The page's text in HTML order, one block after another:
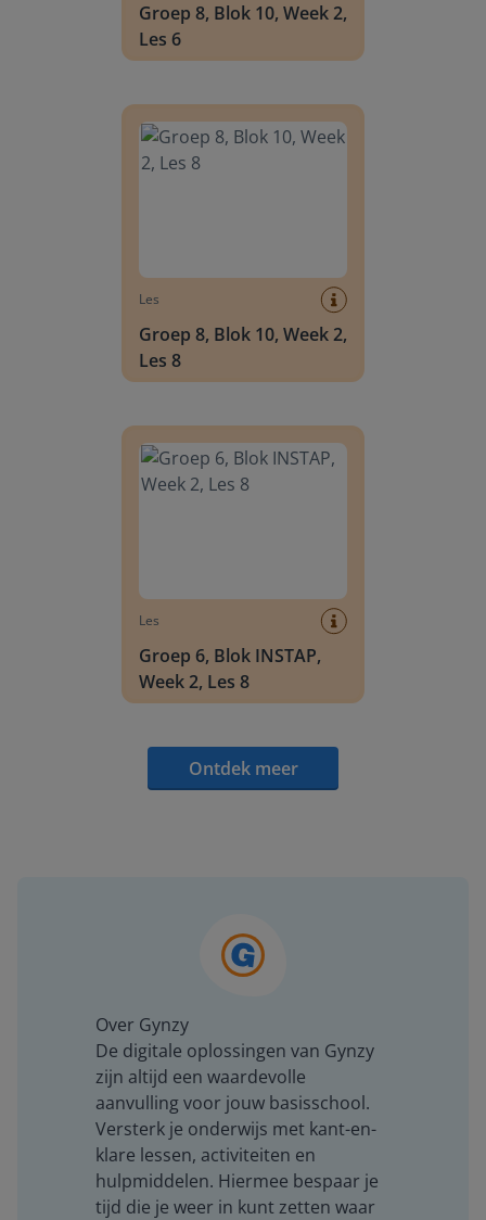
Groep 8, Blok 10, Week 2,
Les 6
Les
Groep 8, Blok 10, Week 2,
Les 8
Les
Groep 6, Blok INSTAP,
Week 2, Les 8
Ontdek meer
Over Gynzy
De digitale oplossingen van Gynzy
zijn altijd een waardevolle
aanvulling voor jouw basisschool.
Versterk je onderwijs met kant-en-
klare lessen, activiteiten en
hulpmiddelen. Hiermee bespaar je
tijd die je weer in kunt zetten waar